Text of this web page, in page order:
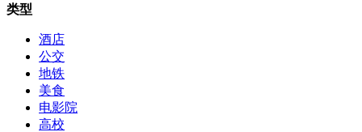
类型
酒店
公交
地铁
美食
电影院
高校